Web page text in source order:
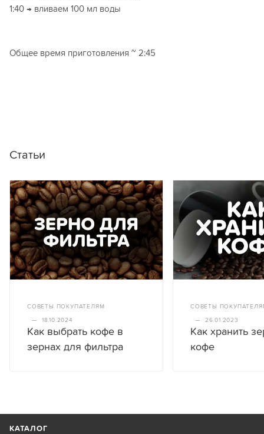
1:40 → вливаем 100 мл воды
Общее время приготовления ~ 2:45
Статьи
СОВЕТЫ ПОКУПАТЕЛЯМ
— 18.10.2024
Как выбрать кофе в
зернах для фильтра
СОВЕТЫ
— 26.01.2023
Как хранить
кофе
КАТАЛОГ